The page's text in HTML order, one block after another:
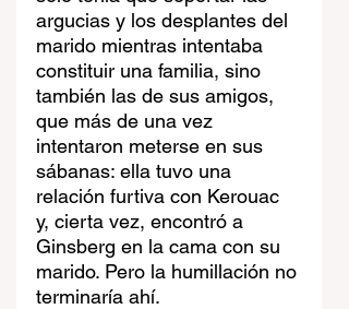
argucias y los desplantes del
marido mientras intentaba
constituir una familia, sino
también las de sus amigos,
que más de una vez
intentaron meterse en sus
sábanas: ella tuvo una
relación furtiva con Kerouac
y, cierta vez, encontró a
Ginsberg en la cama con su
marido. Pero la humillación no
terminaría ahí.